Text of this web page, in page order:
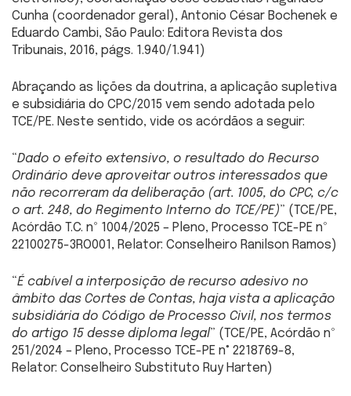
Cunha (coordenador geral), Antonio César Bochenek e
Eduardo Cambi, São Paulo: Editora Revista dos
Tribunais, 2016, págs. 1.940/1.941)
Abraçando as lições da doutrina, a aplicação supletiva
e subsidiária do CPC/2015 vem sendo adotada pelo
TCE/PE. Neste sentido, vide os acórdãos a seguir:
“Dado o efeito extensivo, o resultado do Recurso
Ordinário deve aproveitar outros interessados que
não recorreram da deliberação (art. 1005, do CPC, c/c
o art. 248, do Regimento Interno do TCE/PE)” (TCE/PE,
Acórdão T.C. nº 1004/2025 – Pleno, Processo TCE-PE nº
22100275-3RO001, Relator: Conselheiro Ranilson Ramos)
“É cabível a interposição de recurso adesivo no
âmbito das Cortes de Contas, haja vista a aplicação
subsidiária do Código de Processo Civil, nos termos
do artigo 15 desse diploma legal” (TCE/PE, Acórdão nº
251/2024 – Pleno, Processo TCE-PE n° 2218769-8,
Relator: Conselheiro Substituto Ruy Harten)